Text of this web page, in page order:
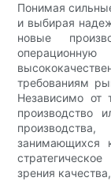
Понимая
и выбирая
новые
требованиям
Независимо от
производство
занимающихся
зрения